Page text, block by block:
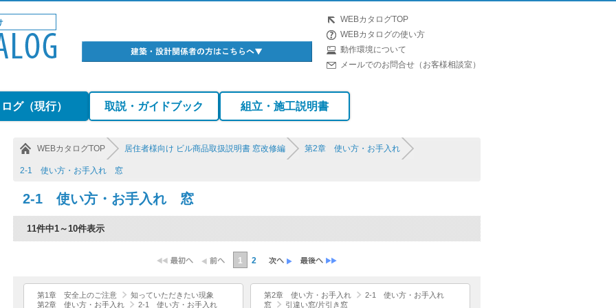
WEBカタログTOP
WEBカタログの使い方
動作環境について
メールでのお問合せ（お客様相談室）
グ（現行） 取説・ガイドブック 組立・施工説明書
WEBカタログTOP 居住者様向け ビル商品取扱説明書 窓改修編 第2章 使い方・お手入れ
2-1 使い方・お手入れ 窓
2-1 使い方・お手入れ 窓
11件中1～10件表示
1 2
第1章 安全上のご注意
知っていただきたい現象
第2章 使い方・お手入れ
2-1 使い方・お手入れ
第2章 使い方・お手入れ
2-1 使い方・お手入れ
窓
引違い窓/片引き窓